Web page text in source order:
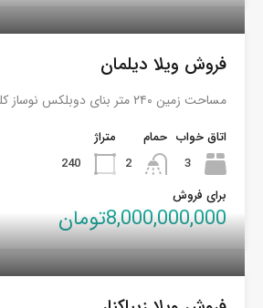
فروش ویلا دیلمان
مساحت زمین ۲۴۰ متر بنای دوبلکس نوساز کلید نخورده فول…
اتاق خواب
3
حمام
2
متراژ
240
برای فروش
8,000,000,000تومان